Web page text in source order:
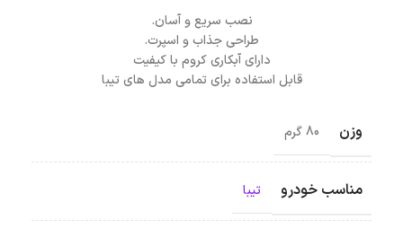
نصب سریع و آسان.
طراحی جذاب و اسپرت.
دارای آبکاری کروم با کیفیت
قابل استفاده برای تمامی مدل های تیبا
وزن 80 گرم
مناسب خودرو تیبا